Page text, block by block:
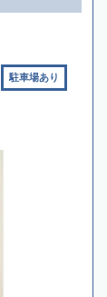
駐車場あり